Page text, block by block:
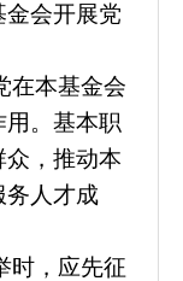
会开展党
在本基金会
。基本职
，推动本
务人才成
时，应先征